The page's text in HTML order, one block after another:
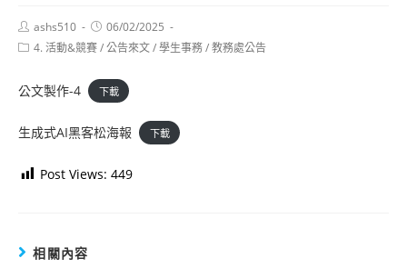
Post
author:
ashs510
Post
published:
06/02/2025
Post4. 活動&競賽/公告來文/學生事務/教務處公告
公文製作-4 下載
生成式AI黑客松海報 下載
Post Views: 449
相關內容